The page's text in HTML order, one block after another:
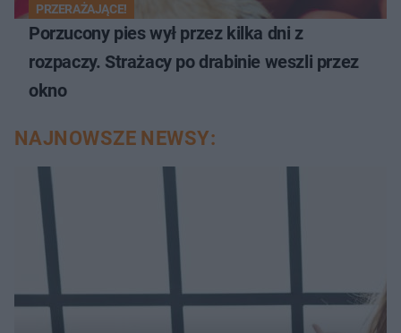
PRZERAŻAJĄCE!
Porzucony pies wył przez kilka dni z
rozpaczy. Strażacy po drabinie weszli przez
okno
NAJNOWSZE NEWSY: